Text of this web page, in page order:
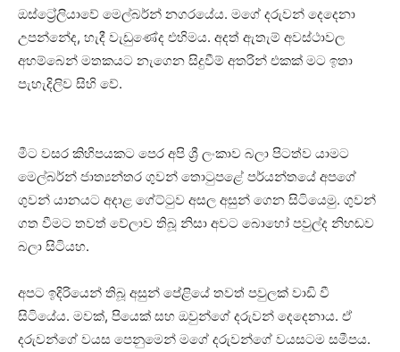
ඔස්ට්‍රේලියාවේ මෙල්බර්න් නගරයේය. මගේ දරුවන් දෙදෙනා
උපන්නේද, හැදී වැඩුණේද එහිමය. අදත් ඇතැම් අවස්ථාවල
අහම්බෙන් මතකයට නැගෙන සිදුවීම් අතරින් එකක් මට ඉතා
පැහැදිලිව සිහි වේ.
මීට වසර කිහිපයකට පෙර අපි ශ්‍රී ලංකාව බලා පිටත්ව යාමට
මෙල්බර්න් ජාත්‍යන්තර ගුවන් තොටුපළේ පර්යන්තයේ අපගේ
ගුවන් යානයට අදාළ ගේට්ටුව අසල අසුන් ගෙන සිටියෙමු. ගුවන්
ගත වීමට තවත් වේලාව තිබූ නිසා අවට බොහෝ පවුල්ද නිහඬව
බලා සිටියහ.
අපට ඉදිරියෙන් තිබූ අසුන් පේළියේ තවත් පවුලක් වාඩි වී
සිටියේය. මවක්, පියෙක් සහ ඔවුන්ගේ දරුවන් දෙදෙනාය. ඒ
දරුවන්ගේ වයස පෙනුමෙන් මගේ දරුවන්ගේ වයසටම සමීපය.